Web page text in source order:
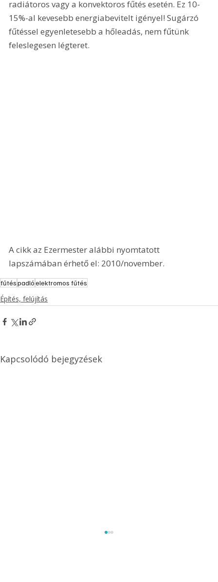
radiátoros vagy a konvektoros fűtés esetén. Ez 10-
15%-al kevesebb energiabevitelt igényel! Sugárzó
fűtéssel egyenletesebb a hőleadás, nem fűtünk
feleslegesen légteret.
A cikk az Ezermester alábbi nyomtatott
lapszámában érhető el: 2010/november.
fűtéspadlóelektromos fűtés
Építés, felújítás
Kapcsolódó bejegyzések